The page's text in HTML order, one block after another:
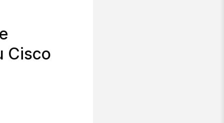
Cisco